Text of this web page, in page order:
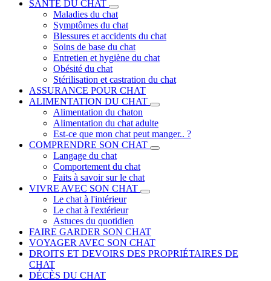
SANTÉ DU CHAT
Maladies du chat
Symptômes du chat
Blessures et accidents du chat
Soins de base du chat
Entretien et hygiène du chat
Obésité du chat
Stérilisation et castration du chat
ASSURANCE POUR CHAT
ALIMENTATION DU CHAT
Alimentation du chaton
Alimentation du chat adulte
Est-ce que mon chat peut manger.. ?
COMPRENDRE SON CHAT
Langage du chat
Comportement du chat
Faits à savoir sur le chat
VIVRE AVEC SON CHAT
Le chat à l'intérieur
Le chat à l'extérieur
Astuces du quotidien
FAIRE GARDER SON CHAT
VOYAGER AVEC SON CHAT
DROITS ET DEVOIRS DES PROPRIÉTAIRES DE
CHAT
DÉCÈS DU CHAT